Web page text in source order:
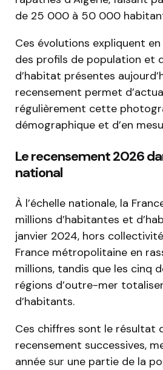
de 25 000 à 50 000
Ces évolutions expliquent
des profils de population et
d’habitat présentes
recensement permet
régulièrement cette
démographique et d’en
Le recensement 2026
national
À l’échelle nationale, la
millions d’habitantes et
janvier 2024, hors
France métropolitaine en
millions, tandis que les cinq
régions d’outre-mer
d’habitants.
Ces chiffres sont le résultat
recensement successives,
année sur une partie de la